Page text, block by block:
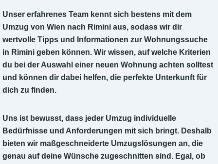
Unser erfahrenes Team kennt sich bestens mit dem
Umzug von Wien nach Rimini aus, sodass wir dir
wertvolle Tipps und Informationen zur Wohnungssuche
in Rimini geben können. Wir wissen, auf welche Kriterien
du bei der Auswahl einer neuen Wohnung achten solltest
und können dir dabei helfen, die perfekte Unterkunft für
dich zu finden.
Uns ist bewusst, dass jeder Umzug individuelle
Bedürfnisse und Anforderungen mit sich bringt. Deshalb
bieten wir maßgeschneiderte Umzugslösungen an, die
genau auf deine Wünsche zugeschnitten sind. Egal, ob